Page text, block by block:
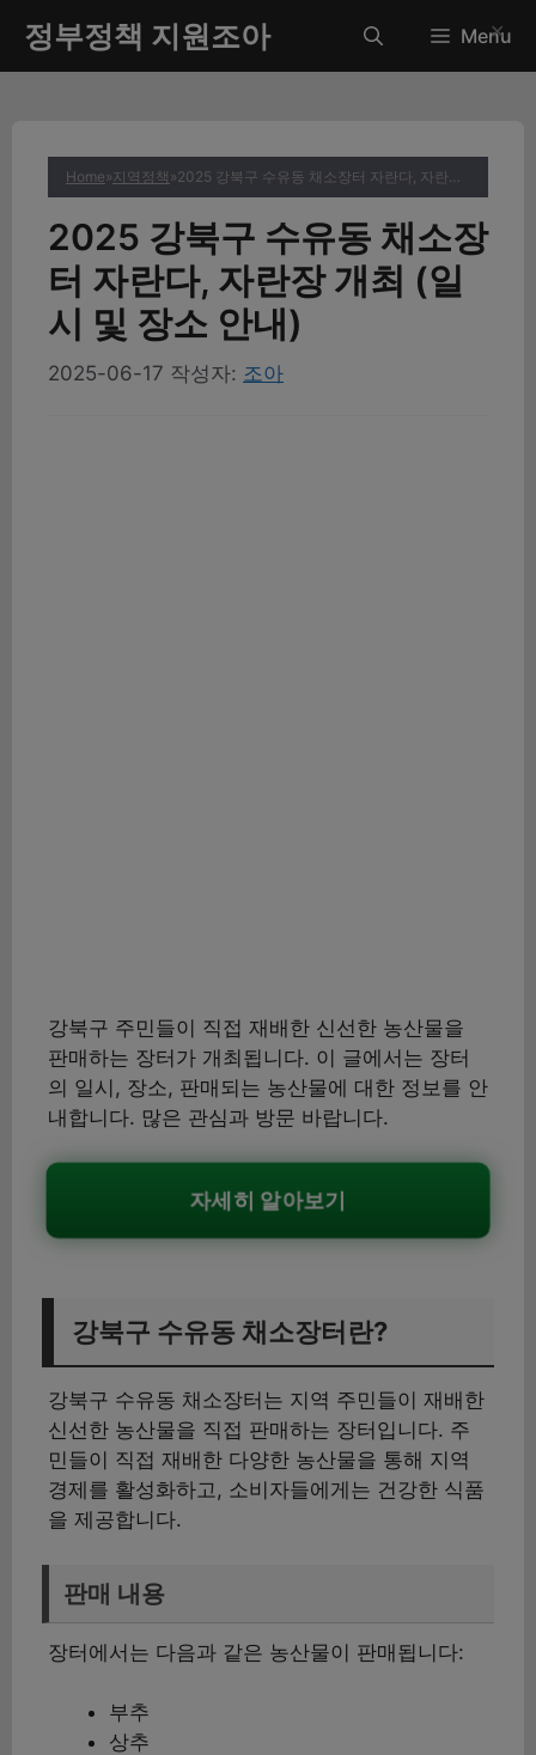
츠
정부정책 지원조아 Menu
Home»지역정책 » 2025 강북구 수유동 채소장터 자란다, 자란장 개최 (일시 및 장소 안내)
2025 강북구 수유동 채소장
터 자란다, 자란장 개최 (일
시 및 장소 안내)
2025-06-17 작성자: 조아
강북구 주민들이 직접 재배한 신선한 농산물을
판매하는 장터가 개최됩니다. 이 글에서는 장터
의 일시, 장소, 판매되는 농산물에 대한 정보를 안
내합니다. 많은 관심과 방문 바랍니다.
자세히 알아보기
강북구 수유동 채소장터란?
강북구 수유동 채소장터는 지역 주민들이 재배한
신선한 농산물을 직접 판매하는 장터입니다. 주
민들이 직접 재배한 다양한 농산물을 통해 지역
경제를 활성화하고, 소비자들에게는 건강한 식품
을 제공합니다.
판매 내용
장터에서는 다음과 같은 농산물이 판매됩니다:
부추
상추
✕